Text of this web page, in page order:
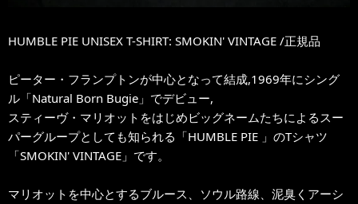
HUMBLE PIE UNISEX T-SHIRT: SMOKIN' VINTAGE /正規品
ピーター・フランプトンが中心となって結成,1969年にシング
ル「Natural Born Bugie」でデビュー,
スティーヴ・マリオットをはじめビッグネームたちによるスー
パーグループとしても知られる「HUMBLE PIE 」のTシャツ
「SMOKIN' VINTAGE」です。
マリオットを中心とするブルース、ソウル路線、泥臭くアーシ